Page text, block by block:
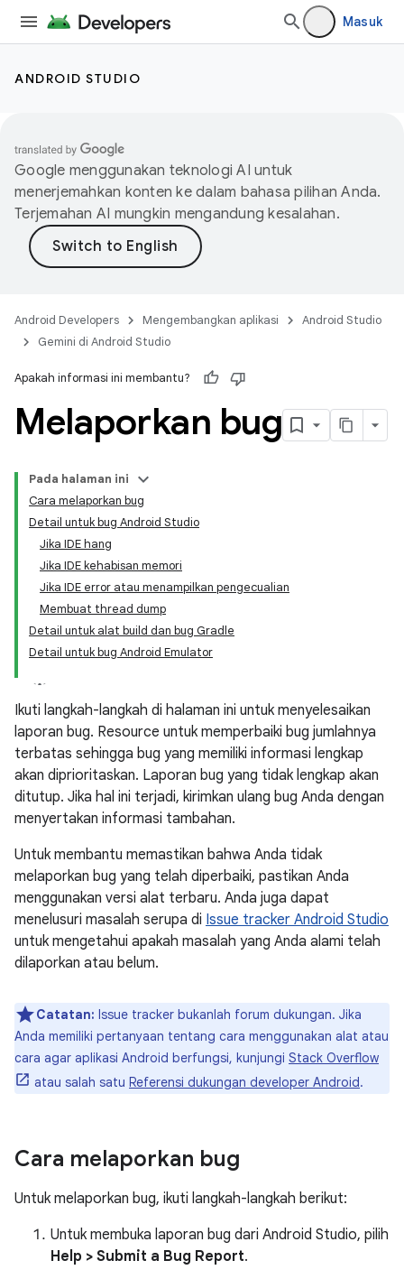
Masuk
ANDROID STUDIO
Google menggunakan teknologi AI untuk
menerjemahkan konten ke dalam bahasa pilihan Anda.
Terjemahan AI mungkin mengandung kesalahan.
Android Developers Mengembangkan aplikasi
Android Studio
Gemini di Android Studio
Apakah informasi ini membantu?
Melaporkan bug
Pada halaman ini
Cara melaporkan bug
Detail untuk bug Android Studio
Jika IDE hang
Jika IDE kehabisan memori
Jika IDE error atau menampilkan pengecualian
Membuat thread dump
Detail untuk alat build dan bug Gradle
Detail untuk bug Android Emulator
Ikuti langkah-langkah di halaman ini untuk menyelesaikan
laporan bug. Resource untuk memperbaiki bug jumlahnya
terbatas sehingga bug yang memiliki informasi lengkap
akan diprioritaskan. Laporan bug yang tidak lengkap akan
ditutup. Jika hal ini terjadi, kirimkan ulang bug Anda dengan
menyertakan informasi tambahan.
Untuk membantu memastikan bahwa Anda tidak
melaporkan bug yang telah diperbaiki, pastikan Anda
menggunakan versi alat terbaru. Anda juga dapat
menelusuri masalah serupa di Issue tracker Android Studio
untuk mengetahui apakah masalah yang Anda alami telah
dilaporkan atau belum.
Catatan: Issue tracker bukanlah forum dukungan. Jika
Anda memiliki pertanyaan tentang cara menggunakan alat atau
cara agar aplikasi Android berfungsi, kunjungi Stack Overflow
atau salah satu Referensi dukungan developer Android.
Cara melaporkan bug
Untuk melaporkan bug, ikuti langkah-langkah berikut:
Untuk membuka laporan bug dari Android Studio, pilih
Help > Submit a Bug Report.